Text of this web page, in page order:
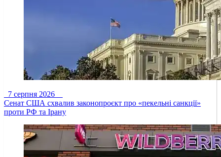
7 серпня 2026
Сенат США схвалив законопроєкт про «пекельні санкції»
проти РФ та Ірану